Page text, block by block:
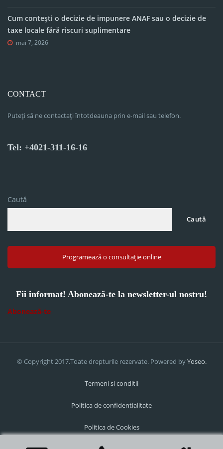
Cum contești o decizie de impunere ANAF sau o decizie de
taxe locale fără riscuri suplimentare
mai 7, 2026
CONTACT
Puteți să ne contactați întotdeauna prin e-mail sau telefon.
Tel: +4021-311-16-16
Caută
Caută
Programează o consultație online
Fii informat! Abonează-te la newsletter-ul nostru!
Abonează-te
© Copyright 2017.Toate drepturile rezervate. Powered byYoseo.
Termeni si conditii
Politica de confidentialitate
Politica de Cookies